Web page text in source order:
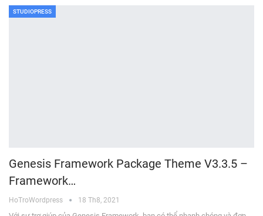
STUDIOPRESS
Genesis Framework Package Theme V3.3.5 –
Framework…
HoTroWordpress 18 Th8, 2021